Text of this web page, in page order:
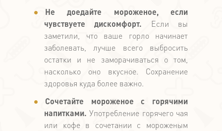
Не доедайте мороженое, если
чувствуете дискомфорт. Если вы
заметили, что ваше горло начинает
заболевать, лучше всего выбросить
остатки и не заморачиваться о том,
насколько оно вкусное. Сохранение
здоровья куда более важно.
Сочетайте мороженое с горячими
напитками. Употребление горячего чая
или кофе в сочетании с мороженым